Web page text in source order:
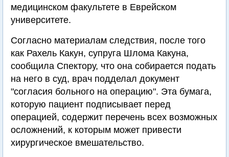
медицинском факультете в Еврейском
университете.
Согласно материалам следствия, после того
как Рахель Какун, супруга Шлома Какуна,
сообщила Спектору, что она собирается подать
на него в суд, врач подделал документ
"согласия больного на операцию". Эта бумага,
которую пациент подписывает перед
операцией, содержит перечень всех возможных
осложнений, к которым может привести
хирургическое вмешательство.